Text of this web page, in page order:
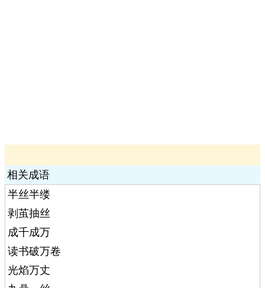
相关成语
半丝半缕
剥茧抽丝
成千成万
读书破万卷
光焰万丈